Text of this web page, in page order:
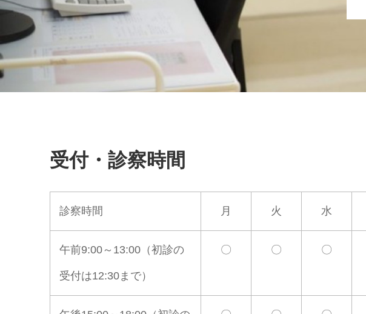
受付・診察時間
診察時間 月 火 水
午前9:00～13:00（初診の
受付は12:30まで）
〇 〇 〇